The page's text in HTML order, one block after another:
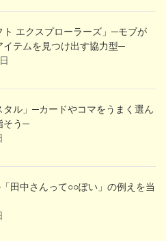
ト エクスプローラーズ」─モブが
イテムを見つけ出す協力型─
タル」─カードやコマをうまく選ん
そう─
田中さんって○○ぽい」の例えを当